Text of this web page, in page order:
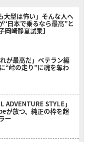
大型は怖い」そんな人へ
日本で乗るなら最高”と
崎静夏試乗】
が最高だ」ベテラン編
“峠の走り”に魂を奪わ
STYLE」
が放つ、純正の枠を超
ー